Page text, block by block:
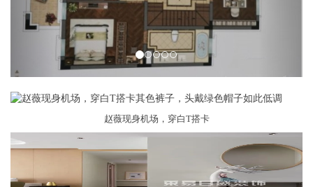
赵薇现身机场，穿白T搭卡